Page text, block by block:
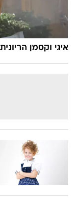
איגי וקסמן